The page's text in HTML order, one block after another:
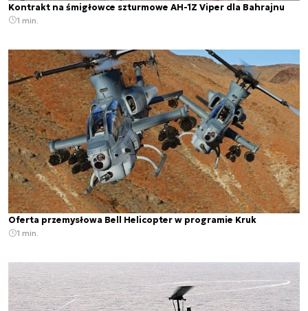
Kontrakt na śmigłowce szturmowe AH-1Z Viper dla Bahrajnu
1 min.
Oferta przemysłowa Bell Helicopter w programie Kruk
1 min.